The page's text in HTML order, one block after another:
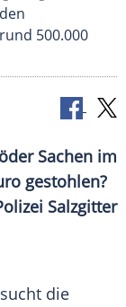
500.000
Sachen im
gestohlen?
Salzgitter
die